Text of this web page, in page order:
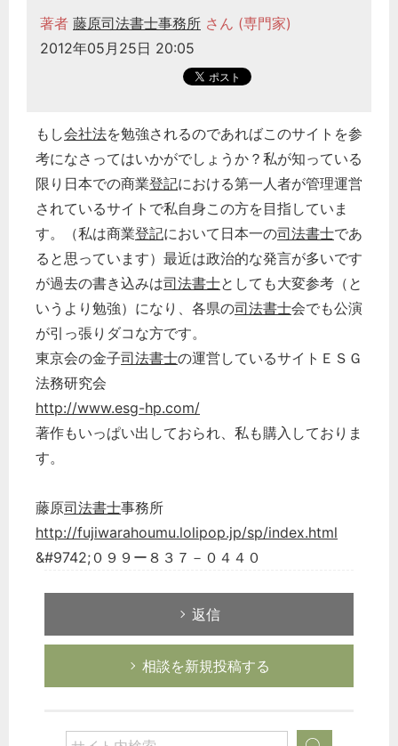
著者 藤原司法書士事務所 さん (専門家)
2012年05月25日 20:05
もし会社法を勉強されるのであればこのサイトを参
考になさってはいかがでしょうか？私が知っている
限り日本での商業登記における第一人者が管理運営
されているサイトで私自身この方を目指していま
す。（私は商業登記において日本一の司法書士であ
ると思っています）最近は政治的な発言が多いです
が過去の書き込みは司法書士としても大変参考（と
いうより勉強）になり、各県の司法書士会でも公演
が引っ張りダコな方です。
東京会の金子司法書士の運営しているサイトＥＳＧ
法務研究会
http://www.esg-hp.com/
著作もいっぱい出しておられ、私も購入しておりま
す。
藤原司法書士事務所
http://fujiwarahoumu.lolipop.jp/sp/index.html
&#9742;０９９ー８３７－０４４０
返信
相談を新規投稿する